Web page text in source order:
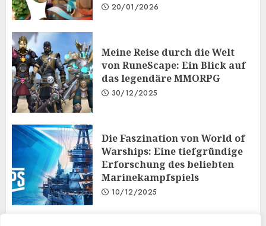
20/01/2026
Meine Reise durch die Welt
von RuneScape: Ein Blick auf
das legendäre MMORPG
30/12/2025
Die Faszination von World of
Warships: Eine tiefgründige
Erforschung des beliebten
Marinekampfspiels
10/12/2025